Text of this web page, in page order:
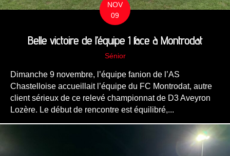
NOV
09
Belle victoire de l’équipe 1 face à Montrodat
Sénior
Dimanche 9 novembre, l’équipe fanion de l’AS
Chastelloise accueillait l’équipe du FC Montrodat, autre
client sérieux de ce relevé championnat de D3 Aveyron
Lozère. Le début de rencontre est équilibré,...